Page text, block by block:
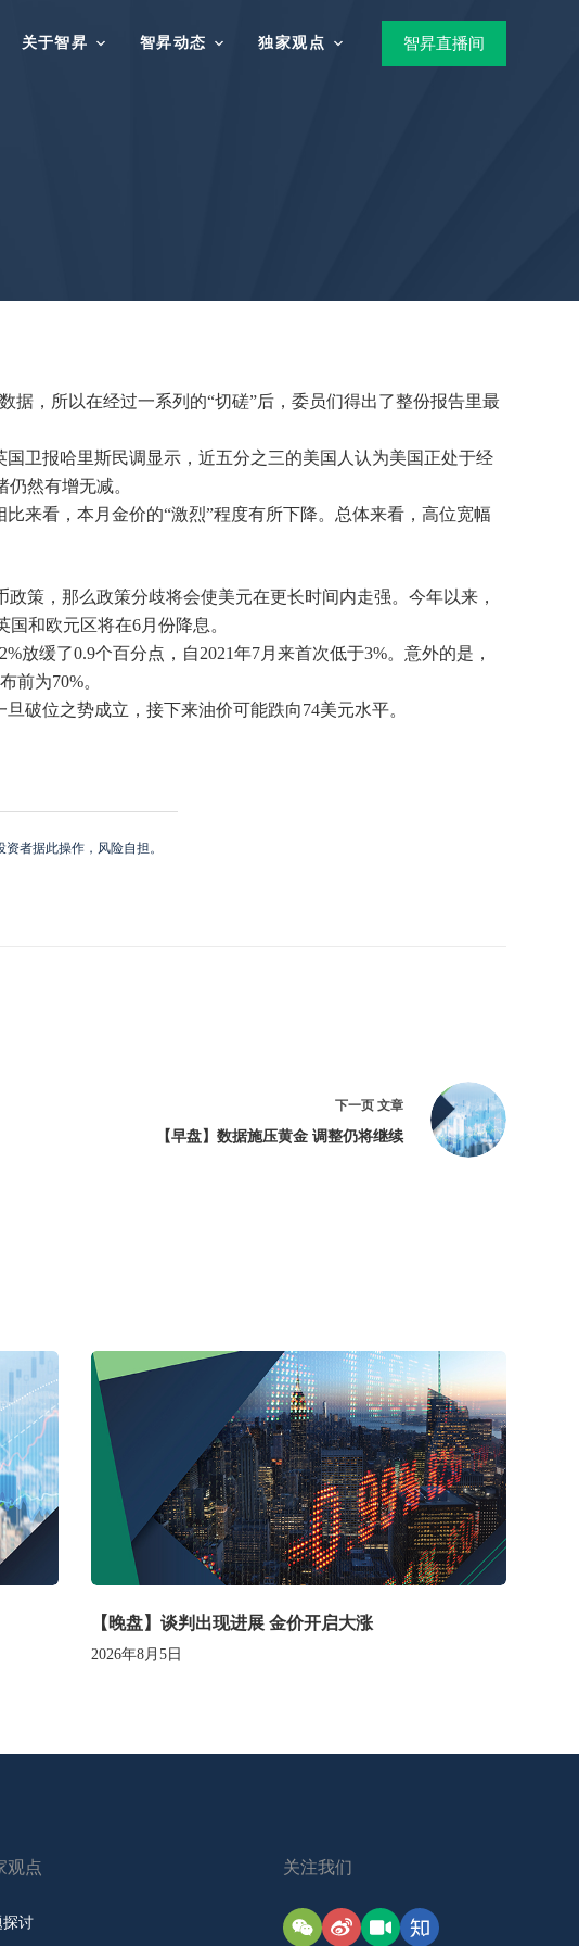
关于智昇 智昇动态 独家观点 智昇直播间
据，所以在经过一系列的“切磋”后，委员们得出了整份报告里最
卫报哈里斯民调显示，近五分之三的美国人认为美国正处于经
然有增无减。
来看，本月金价的“激烈”程度有所下降。总体来看，高位宽幅
策，那么政策分歧将会使美元在更长时间内走强。今年以来，
和欧元区将在6月份降息。
放缓了0.9个百分点，自2021年7月来首次低于3%。意外的是，
前为70%。
破位之势成立，接下来油价可能跌向74美元水平。
者据此操作，风险自担。
下一页 文章
【早盘】数据施压黄金 调整仍将继续
【晚盘】谈判出现进展 金价开启大涨
2026年8月5日
观点
探讨
关注我们